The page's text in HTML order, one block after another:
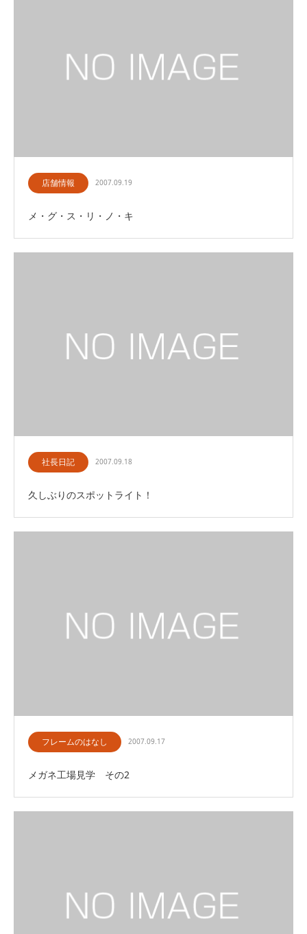
店舗情報 2007.09.19
メ・グ・ス・リ・ノ・キ
社長日記 2007.09.18
久しぶりのスポットライト！
フレームのはなし 2007.09.17
メガネ工場見学 その2